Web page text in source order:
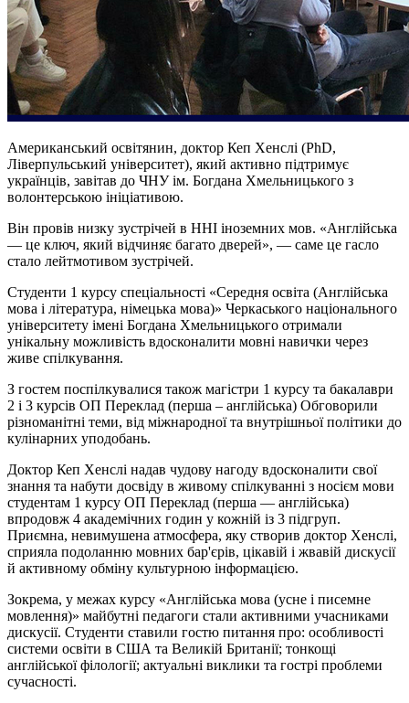
Американський освітянин, доктор Кеп Хенслі (PhD,
Ліверпульський університет), який активно підтримує
українців, завітав до ЧНУ ім. Богдана Хмельницького з
волонтерською ініціативою.
Він провів низку зустрічей в ННІ іноземних мов. «Англійська
— це ключ, який відчиняє багато дверей», — саме це гасло
стало лейтмотивом зустрічей.
Студенти 1 курсу спеціальності «Середня освіта (Англійська
мова і література, німецька мова)» Черкаського національного
університету імені Богдана Хмельницького отримали
унікальну можливість вдосконалити мовні навички через
живе спілкування.
З гостем поспілкувалися також магістри 1 курсу та бакалаври
2 і 3 курсів ОП Переклад (перша – англійська) Обговорили
різноманітні теми, від міжнародної та внутрішньої політики до
кулінарних уподобань.
Доктор Кеп Хенслі надав чудову нагоду вдосконалити свої
знання та набути досвіду в живому спілкуванні з носієм мови
студентам 1 курсу ОП Переклад (перша — англійська)
впродовж 4 академічних годин у кожній із 3 підгруп.
Приємна, невимушена атмосфера, яку створив доктор Хенслі,
сприяла подоланню мовних бар'єрів, цікавій і жвавій дискусії
й активному обміну культурною інформацією.
Зокрема, у межах курсу «Англійська мова (усне і писемне
мовлення)» майбутні педагоги стали активними учасниками
дискусії. Студенти ставили гостю питання про: особливості
системи освіти в США та Великій Британії; тонкощі
англійської філології; актуальні виклики та гострі проблеми
сучасності.